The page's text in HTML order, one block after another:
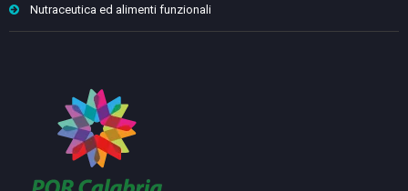
Nutraceutica ed alimenti funzionali